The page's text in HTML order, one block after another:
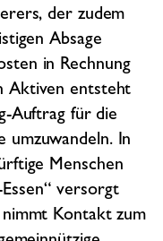
der zudem
Absage
in Rechnung
Aktiven entsteht
Auftrag für die
umzuwandeln. In
Menschen
versorgt
nimmt Kontakt zum